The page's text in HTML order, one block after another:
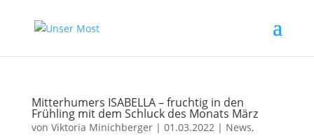
Mitterhumers ISABELLA – fruchtig in den
Frühling mit dem Schluck des Monats März
von Viktoria Minichberger| 01.03.2022| News,